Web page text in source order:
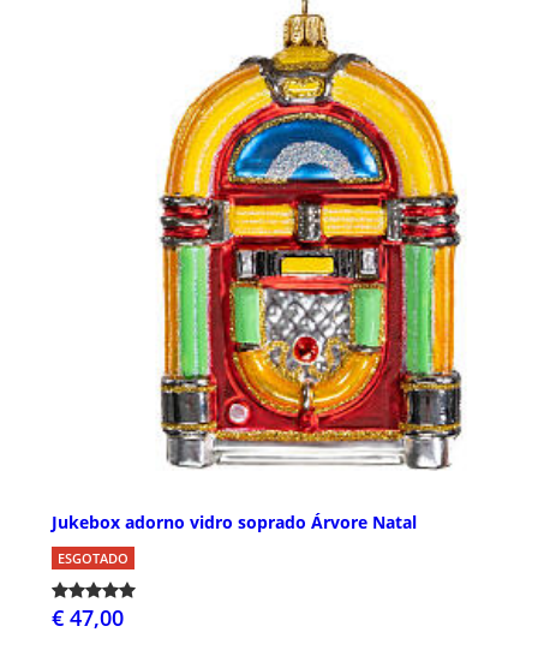
Jukebox adorno vidro soprado Árvore Natal
ESGOTADO
€ 47,00